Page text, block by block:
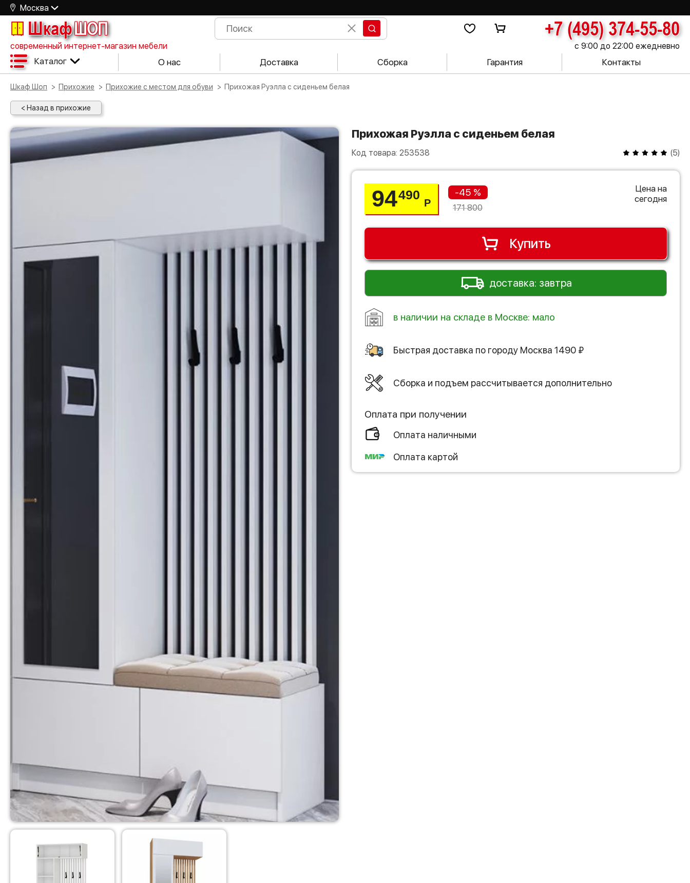
Москва
ШкафШОП +7 (495) 374-55-80
современный интернет-магазин мебели с 9:00 до 22:00 ежедневно
Каталог О нас Доставка Сборка Гарантия Контакты
Шкаф Шоп Прихожие Прихожие с местом для обуви Прихожая Руэлла с сиденьем белая
< Назад в прихожие
Прихожая Руэлла с сиденьем белая
Код товара: 253538 (5)
94490
Р
-45 %
171 800
Цена на
сегодня
Купить
доставка: завтра
в наличии на складе в Москве: мало
Быстрая доставка по городу Москва 1490 ₽
Сборка и подъем рассчитывается дополнительно
Оплата при получении
Оплата наличными
Оплата картой